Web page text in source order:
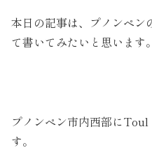
本日の記事は、プノンペン
て書いてみたいと思います。
プノンペン市内西部に
す。